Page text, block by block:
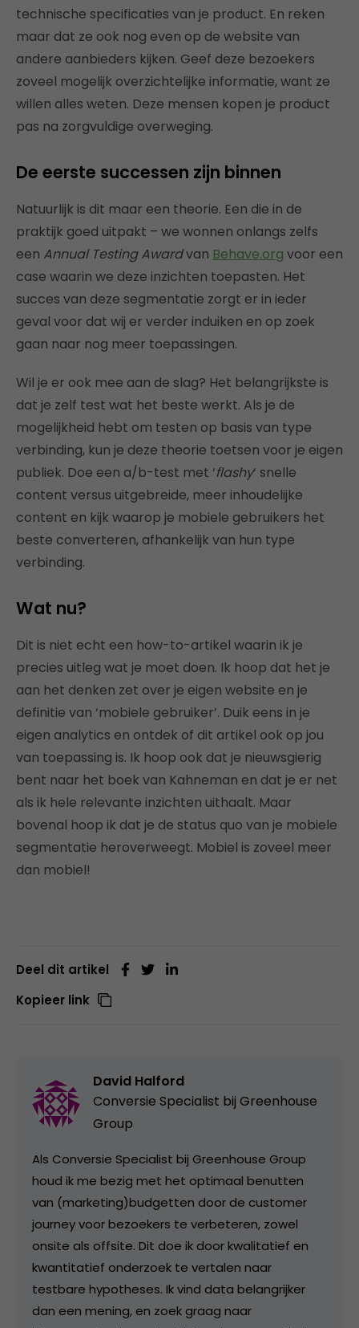
technische specificaties van je product. En reken
maar dat ze ook nog even op de website van
andere aanbieders kijken. Geef deze bezoekers
zoveel mogelijk overzichtelijke informatie, want ze
willen alles weten. Deze mensen kopen je product
pas na zorgvuldige overweging.
De eerste successen zijn binnen
Natuurlijk is dit maar een theorie. Een die in de
praktijk goed uitpakt – we wonnen onlangs zelfs
een Annual Testing Awardvan Behave.org voor een
case waarin we deze inzichten toepasten. Het
succes van deze segmentatie zorgt er in ieder
geval voor dat wij er verder induiken en op zoek
gaan naar nog meer toepassingen.
Wil je er ook mee aan de slag? Het belangrijkste is
dat je zelf test wat het beste werkt. Als je de
mogelijkheid hebt om testen op basis van type
verbinding, kun je deze theorie toetsen voor je eigen
publiek. Doe een a/b-test met ‘flashy‘ snelle
content versus uitgebreide, meer inhoudelijke
content en kijk waarop je mobiele gebruikers het
beste converteren, afhankelijk van hun type
verbinding.
Wat nu?
Dit is niet echt een how-to-artikel waarin ik je
precies uitleg wat je moet doen. Ik hoop dat het je
aan het denken zet over je eigen website en je
definitie van ‘mobiele gebruiker’. Duik eens in je
eigen analytics en ontdek of dit artikel ook op jou
van toepassing is. Ik hoop ook dat je nieuwsgierig
bent naar het boek van Kahneman en dat je er net
als ik hele relevante inzichten uithaalt. Maar
bovenal hoop ik dat je de status quo van je mobiele
segmentatie heroverweegt. Mobiel is zoveel meer
dan mobiel!
Deel dit artikel
Kopieer link
David Halford
Conversie Specialist bij Greenhouse
Group
Als Conversie Specialist bij Greenhouse Group
houd ik me bezig met het optimaal benutten
van (marketing)budgetten door de customer
journey voor bezoekers te verbeteren, zowel
onsite als offsite. Dit doe ik door kwalitatief en
kwantitatief onderzoek te vertalen naar
testbare hypotheses. Ik vind data belangrijker
dan een mening, en zoek graag naar